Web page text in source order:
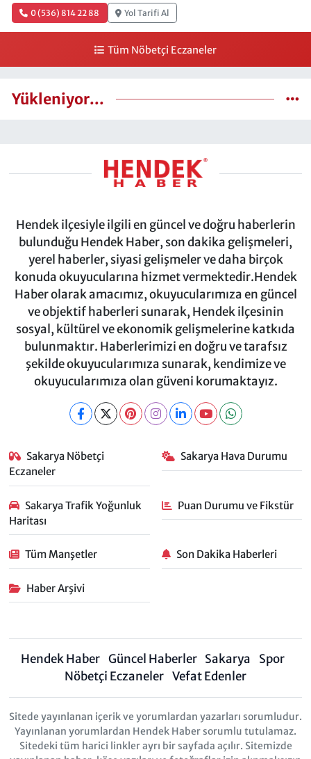
0 (536) 814 22 88 Yol Tarifi Al
Tüm Nöbetçi Eczaneler
Yükleniyor...
Hendek ilçesiyle ilgili en güncel ve doğru haberlerin
bulunduğu Hendek Haber, son dakika gelişmeleri,
yerel haberler, siyasi gelişmeler ve daha birçok
konuda okuyucularına hizmet vermektedir.Hendek
Haber olarak amacımız, okuyucularımıza en güncel
ve objektif haberleri sunarak, Hendek ilçesinin
sosyal, kültürel ve ekonomik gelişmelerine katkıda
bulunmaktır. Haberlerimizi en doğru ve tarafsız
şekilde okuyucularımıza sunarak, kendimize ve
okuyucularımıza olan güveni korumaktayız.
Sakarya Nöbetçi
Eczaneler
Sakarya Hava Durumu
Sakarya Trafik Yoğunluk
Haritası
Puan Durumu ve Fikstür
Tüm Manşetler Son Dakika Haberleri
Haber Arşivi
Hendek Haber Güncel Haberler Sakarya
Spor
Nöbetçi Eczaneler Vefat Edenler
Sitede yayınlanan içerik ve yorumlardan yazarları sorumludur.
Yayınlanan yorumlardan Hendek Haber sorumlu tutulamaz.
Sitedeki tüm harici linkler ayrı bir sayfada açılır. Sitemizde